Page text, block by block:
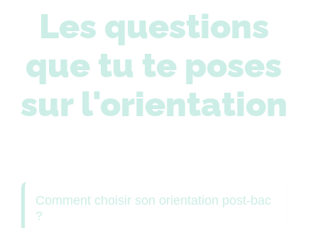
Les questions
que tu te poses
sur l'orientation
Comment choisir son orientation post-bac
?